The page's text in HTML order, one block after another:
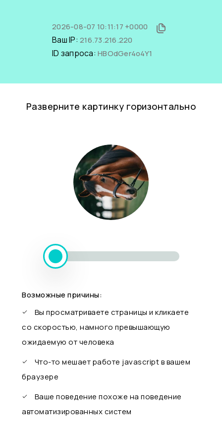
2026-08-07 10:11:17 +0000
Ваш IP: 216.73.216.220
ID запроса: HBOdGer4o4Y1
Разверните картинку горизонтально
Возможные причины:
Вы просматриваете страницы и кликаете
со скоростью, намного превышающую
ожидаемую от человека
Что-то мешает работе javascript в вашем
браузере
Ваше поведение похоже на поведение
автоматизированных систем